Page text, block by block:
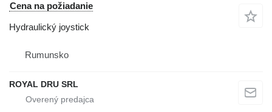
Cena na požiadanie
Hydraulický joystick
Rumunsko
ROYAL DRU SRL